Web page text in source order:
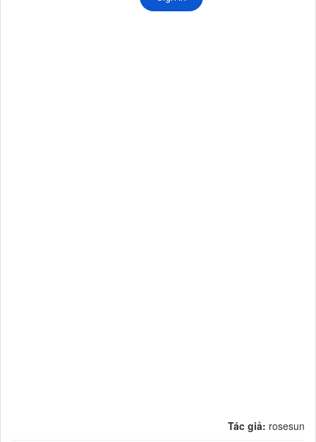
Tác giả: rosesun